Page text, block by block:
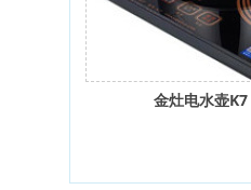
金灶电水壶K7